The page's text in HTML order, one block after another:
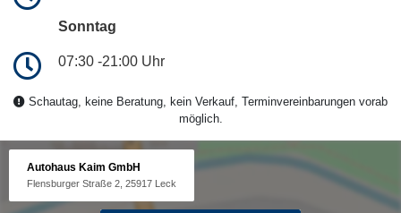
Sonntag
07:30 -21:00 Uhr
Schautag, keine Beratung, kein Verkauf, Terminvereinbarungen vorab
möglich.
Autohaus Kaim GmbH
Flensburger Straße 2, 25917 Leck